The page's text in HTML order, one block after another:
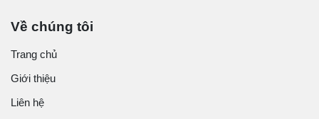
Về chúng tôi
Trang chủ
Giới thiệu
Liên hệ